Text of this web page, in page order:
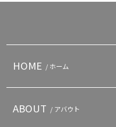
HOME / ホーム
ABOUT / アバウト